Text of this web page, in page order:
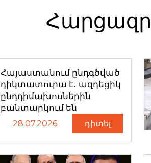
Հայաստանում ընդգծված
դիկտատուրա է․ ազդեցիկ
ընդդիմախոսներին
բանտարկում են
28.07.2026 դիտել